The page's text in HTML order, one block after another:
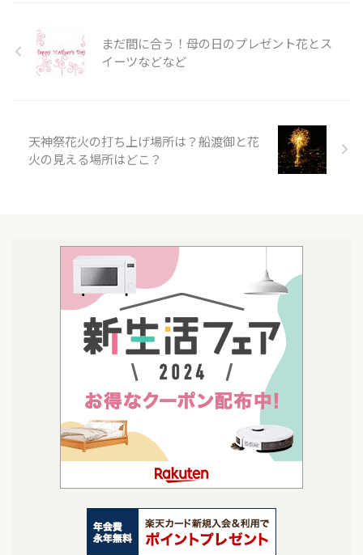
まだ間に合う！母の日のプレゼント花とス
イーツなどなど
天神祭花火の打ち上げ場所は？船渡御と花
火の見える場所はどこ？